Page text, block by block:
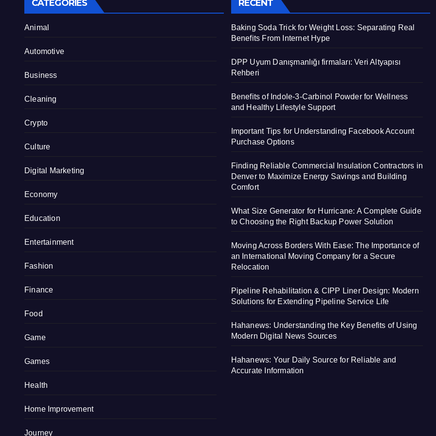
CATEGORIES
Animal
Automotive
Business
Cleaning
Crypto
Culture
Digital Marketing
Economy
Education
Entertainment
Fashion
Finance
Food
Game
Games
Health
Home Improvement
Journey
RECENT
Baking Soda Trick for Weight Loss: Separating Real
Benefits From Internet Hype
DPP Uyum Danışmanlığı firmaları: Veri Altyapısı
Rehberi
Benefits of Indole-3-Carbinol Powder for Wellness
and Healthy Lifestyle Support
Important Tips for Understanding Facebook Account
Purchase Options
Finding Reliable Commercial Insulation Contractors in
Denver to Maximize Energy Savings and Building
Comfort
What Size Generator for Hurricane: A Complete Guide
to Choosing the Right Backup Power Solution
Moving Across Borders With Ease: The Importance of
an International Moving Company for a Secure
Relocation
Pipeline Rehabilitation & CIPP Liner Design: Modern
Solutions for Extending Pipeline Service Life
Hahanews: Understanding the Key Benefits of Using
Modern Digital News Sources
Hahanews: Your Daily Source for Reliable and
Accurate Information